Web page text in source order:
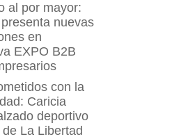
al por mayor:
nuevas
en
EXPO B2B
con la
Caricia
deportivo
La Libertad